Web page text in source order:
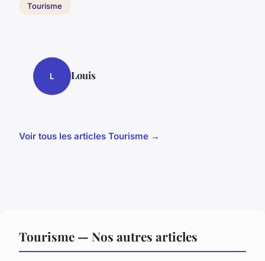
Tourisme
L Louis
Voir tous les articles Tourisme →
Tourisme — Nos autres articles